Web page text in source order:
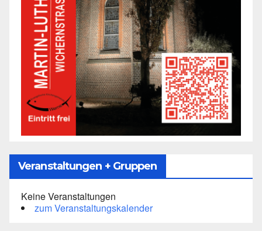
Veranstaltungen + Gruppen
Keine Veranstaltungen
zum Veranstaltungskalender